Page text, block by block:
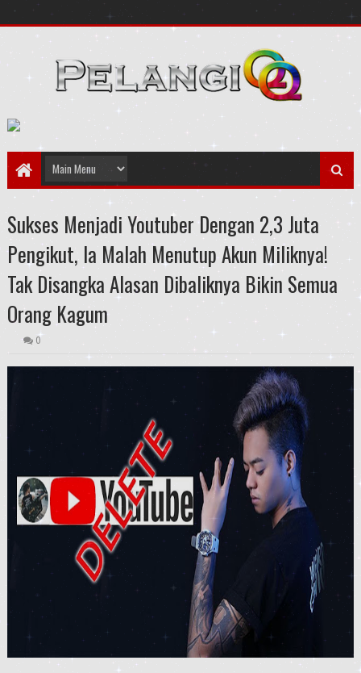
Sukses Menjadi Youtuber Dengan 2,3 Juta
Pengikut, Ia Malah Menutup Akun Miliknya!
Tak Disangka Alasan Dibaliknya Bikin Semua
Orang Kagum
0